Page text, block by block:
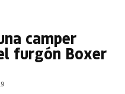
camper
furgón Boxer